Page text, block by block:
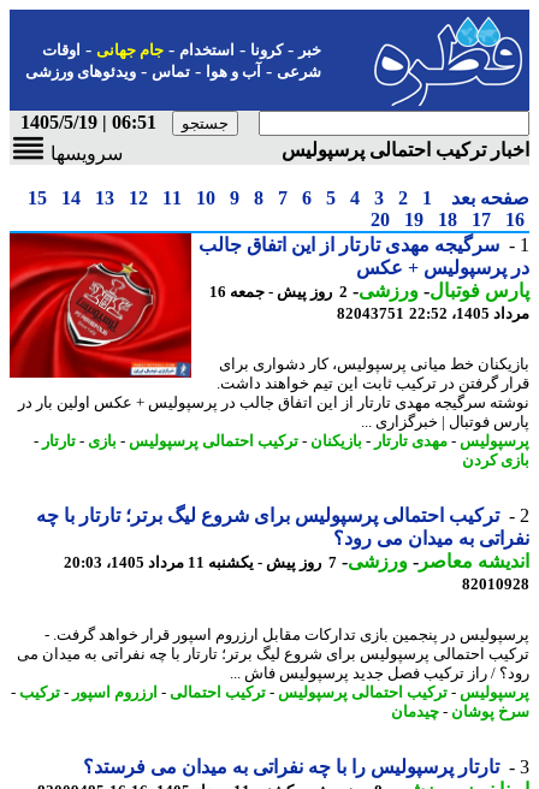
-کرونا-استخدام- جام جهانی-اوقات
شرعی-آب و هوا-تماس-ویدئوهای ورزشی
06:51 | 1405/5/19
ترکیب احتمالی پرسپولیس
سرویسها
بعد 1
2
3
4
5
6
7
8
9
10
11
12
13
14
15
17
18
19
20
سرگیجه مهدی تارتار از این اتفاق جالب
پرسپولیس + عکس
فوتبال-ورزشی-
2 روز پیش - جمعه 16
22:52
82043751
خط میانی پرسپولیس، کار دشواری برای
گرفتن در ترکیب ثابت این تیم خواهند داشت.
سرگیجه مهدی تارتار از این اتفاق جالب در پرسپولیس + عکس اولین بار در
فوتبال | خبرگزاری ...
-مهدی تارتار- بازیکنان-ترکیب احتمالی پرسپولیس-بازی - تارتار-
کردن
ترکیب احتمالی پرسپولیس برای شروع لیگ برتر؛ تارتار با چه
به میدان می رود؟
معاصر-ورزشی-7 روز پیش - یکشنبه 11 مرداد 1405، 20:03
در پنجمین بازی تدارکات مقابل ارزروم اسپور قرار خواهد گرفت. -
احتمالی پرسپولیس برای شروع لیگ برتر؛ تارتار با چه نفراتی به میدان می
/ راز ترکیب فصل جدید پرسپولیس فاش ...
-ترکیب احتمالی پرسپولیس-ترکیب احتمالی-ارزروم اسپور-ترکیب -
پوشان-چیدمان
تارتار پرسپولیس را با چه نفراتی به میدان می فرستد؟